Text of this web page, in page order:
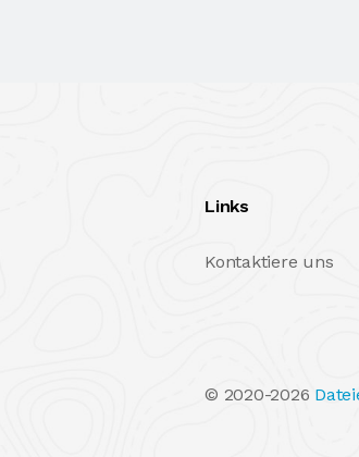
Links
Kontaktiere uns
© 2020-2026